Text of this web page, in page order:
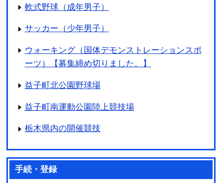
軟式野球（成年男子）
サッカー（少年男子）
ウォーキング（国体デモンストレーションスポ
ーツ）【募集締め切りました。】
益子町北公園野球場
益子町南運動公園陸上競技場
栃木県内の開催競技
手続・登録